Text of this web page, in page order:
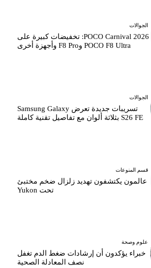
الجوالات
POCO Carnival 2026: تخفيضات كبيرة على
POCO F8 Ultra وF8 Pro وأجهزة أخرى
الجوالات
تسريبات جديدة تعرض Samsung Galaxy
S26 FE بثلاثة ألوان مع تفاصيل تقنية كاملة
قسم المنوعات
عالمون يكتشفون تهديد زلزال ضخم مختبئ
تحت Yukon
علوم وصحة
خبراء يؤكدون أن إرشادات ضغط الدم تغفل
نصف المعادلة الصحية